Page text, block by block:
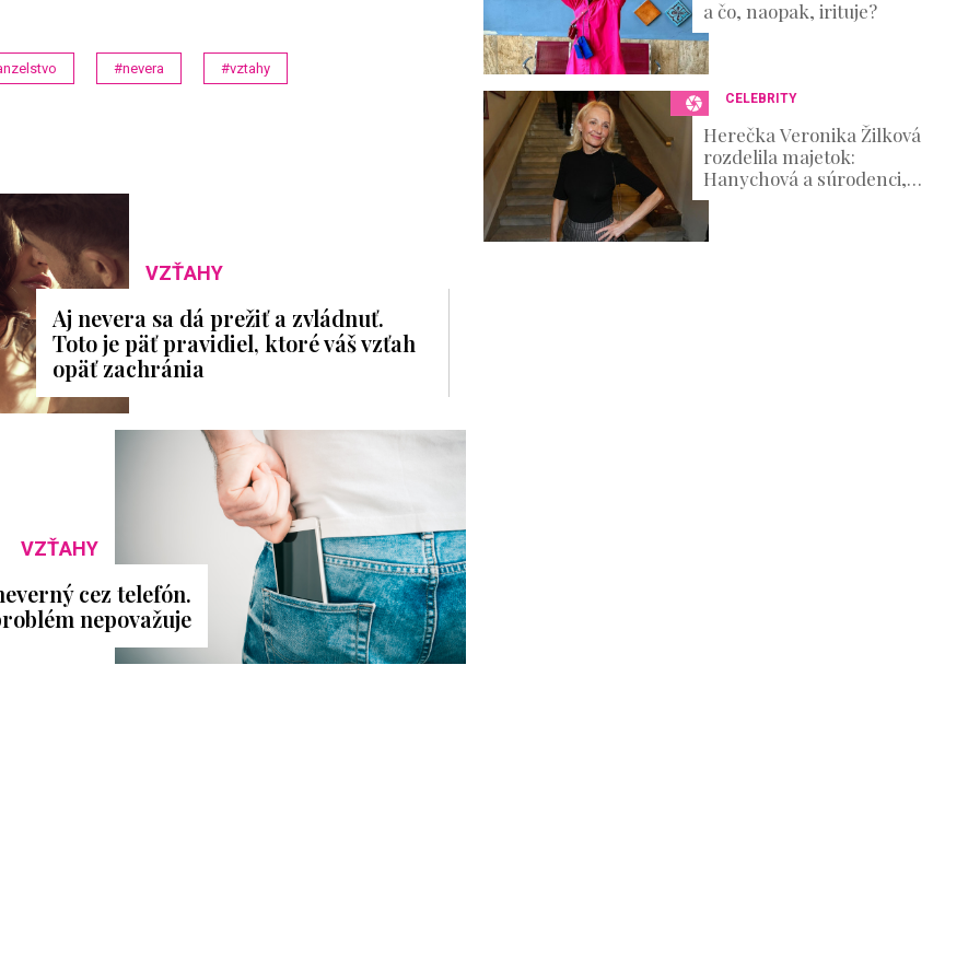
#nevera #vztahy
VZŤAHY
Aj nevera sa dá prežiť a zvládnuť.
Toto je päť pravidiel, ktoré váš vzťah
opäť zachránia
VZŤAHY
cez telefón.
nepovažuje
a čo, naopak, irituje?
CELEBRITY
Herečka Veronika Žilková
rozdelila majetok:
Hanychová a súrodenci,
kto dostane najviac?